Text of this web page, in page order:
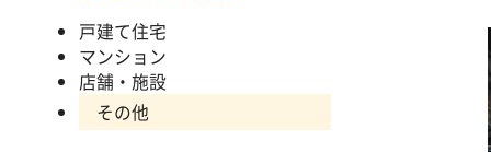
戸建て住宅
マンション
店舗・施設
その他